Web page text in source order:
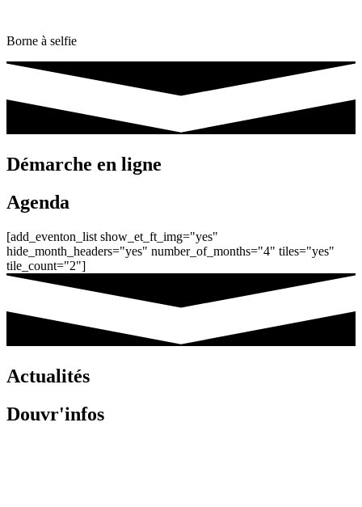
Borne à selfie
Démarche en ligne
Agenda
[add_eventon_list show_et_ft_img="yes"
hide_month_headers="yes" number_of_months="4" tiles="yes"
tile_count="2"]
Actualités
Douvr'infos